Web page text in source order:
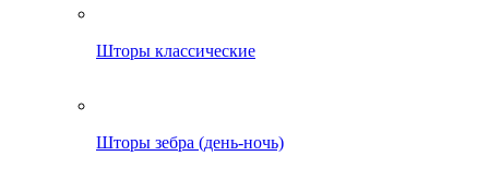
Шторы классические
Шторы зебра (день-ночь)